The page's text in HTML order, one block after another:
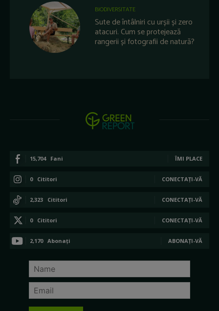
BIODIVERSITATE
Sute de întâlniri cu urșii și zero
atacuri. Cum se protejează
rangerii și fotografii de natură?
15,704 Fani ÎMI PLACE
0 Cititori CONECTAȚI-VĂ
2,323 Cititori CONECTAȚI-VĂ
0 Cititori CONECTAȚI-VĂ
2,170 Abonați ABONAȚI-VĂ